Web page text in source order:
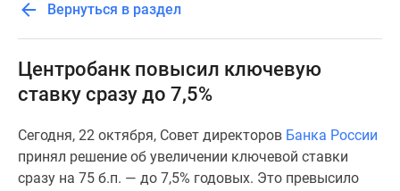
Москвы
Готовые
новостройки
Новостройки
Специальные
предложения
Коммерческие
Вернуться в раздел
Центробанк повысил ключевую
ставку сразу до 7,5%
Сегодня, 22 октября, Совет директоров Банка России
принял решение об увеличении ключевой ставки
сразу на 75 б.п. — до 7,5% годовых. Это превысило